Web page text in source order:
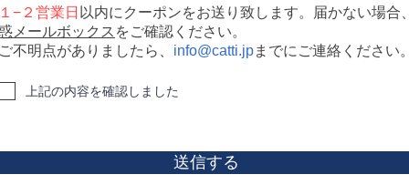
−２営業日 以内にクーポンをお送り致します。届かない場合
メールボックス をご確認ください。
明点がありましたら、 info@catti.jpまでにご連絡ください
上記の内容を確認しました
送信する